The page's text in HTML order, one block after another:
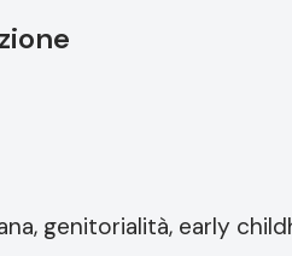
genitorialità, early